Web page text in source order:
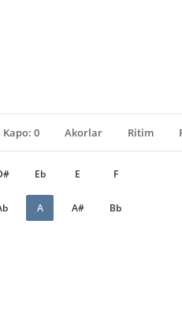
Kapo: 0 Akorlar Ritim
Eb E F
A A# Bb